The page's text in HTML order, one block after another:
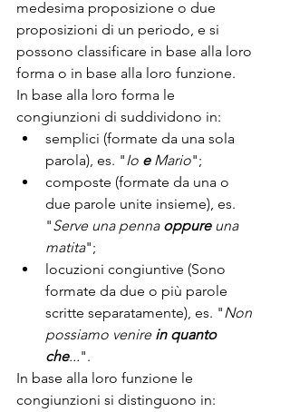
medesima proposizione o due
proposizioni di un periodo, e si
possono classificare in base alla loro
forma o in base alla loro funzione.
In base alla loro forma le
congiunzioni di suddividono in:
semplici (formate da una sola
parola), es. "Io e Mario";
composte (formate da una o
due parole unite insieme), es.
"Serve una penna oppure una
matita";
locuzioni congiuntive (Sono
formate da due o più parole
scritte separatamente), es. "Non
possiamo venire in quanto
che...".
In base alla loro funzione le
congiunzioni si distinguono in: